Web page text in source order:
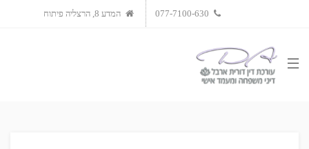
המדע 8, הרצליה פיתוח